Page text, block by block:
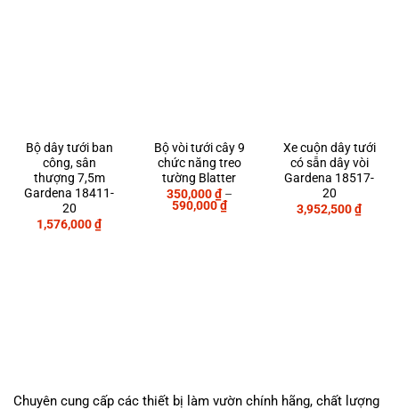
Bộ dây tưới ban
công, sân
thượng 7,5m
Gardena 18411-
20
1,576,000₫
Bộ vòi tưới cây 9
chức năng treo
tường Blatter
350,000₫ –
590,000₫Khoảng
giá:
Xe cuộn dây tưới
có sẵn dây vòi
Gardena 18517-
20
3,952,500₫
Chuyên cung cấp các thiết bị làm vườn chính hãng, chất lượng